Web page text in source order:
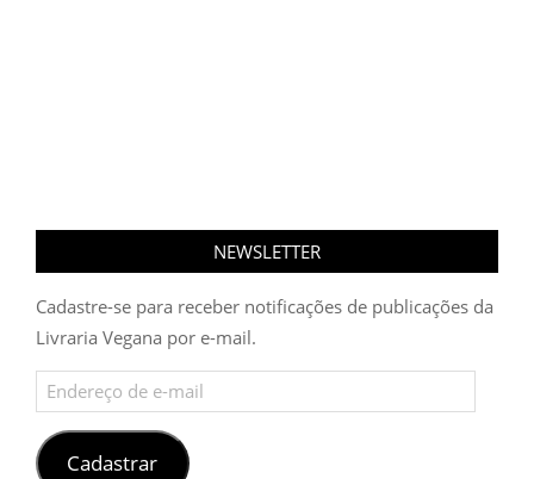
NEWSLETTER
Cadastre-se para receber notificações de publicações da
Livraria Vegana por e-mail.
Endereço
de
e-
mailCadastrar